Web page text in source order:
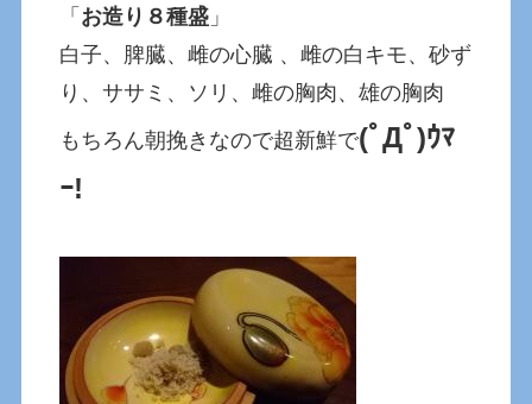
「 お造り８種盛 」
白子、脾臓、雌の心臓 、雌の白キモ、砂ず
り、ササミ、ソリ、雌の胸肉、雄の胸肉
もちろん朝挽きなので超新鮮で(ﾟДﾟ)ｳﾏ
ｰ!